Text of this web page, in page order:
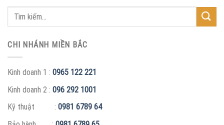
CHI NHÁNH MIỀN BẮC
Kinh doanh 1 : 0965 122 221
Kinh doanh 2 : 096 292 1001
Kỹ thuật : 0981 6789 64